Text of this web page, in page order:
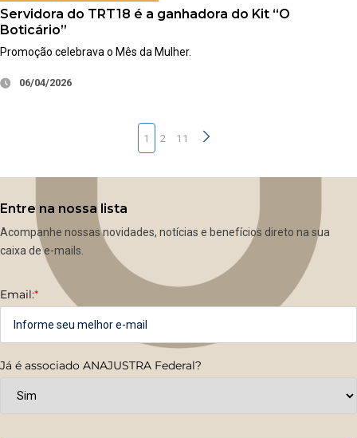
Servidora do TRT18 é a ganhadora do Kit “O
Boticário”
Promoção celebrava o Mês da Mulher.
06/04/2026
1 2 11
Entre na nossa lista
Acompanhe nossas novidades, notícias e benefícios direto na sua
caixa de e-mails.
Email:*
Já é associado ANAJUSTRA Federal?